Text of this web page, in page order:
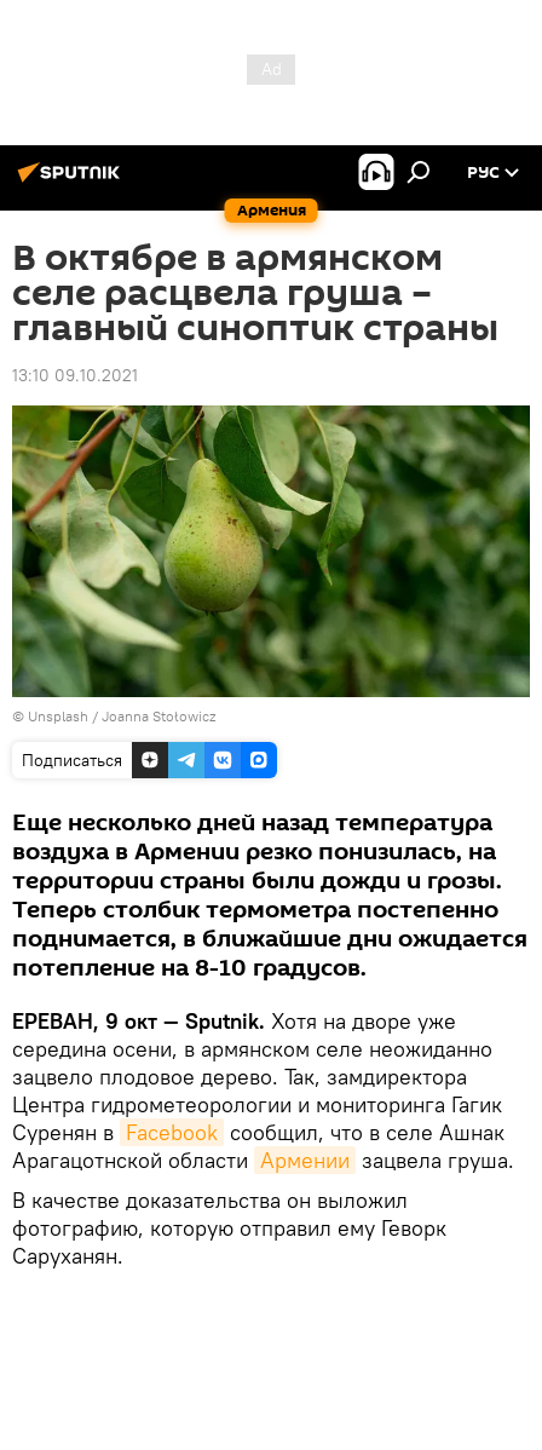
Армения
РУС
В октябре в армянском
селе расцвела груша –
главный синоптик страны
13:10 09.10.2021
© Unsplash / Joanna Stołowicz
Подписаться
Еще несколько дней назад температура
воздуха в Армении резко понизилась, на
территории страны были дожди и грозы.
Теперь столбик термометра постепенно
поднимается, в ближайшие дни ожидается
потепление на 8-10 градусов.
ЕРЕВАН, 9 окт — Sputnik. Хотя на дворе уже
середина осени, в армянском селе неожиданно
зацвело плодовое дерево. Так, замдиректора
Центра гидрометеорологии и мониторинга Гагик
Суренян в Facebook сообщил, что в селе Ашнак
Арагацотнской области Армении зацвела груша.
В качестве доказательства он выложил
фотографию, которую отправил ему Геворк
Саруханян.